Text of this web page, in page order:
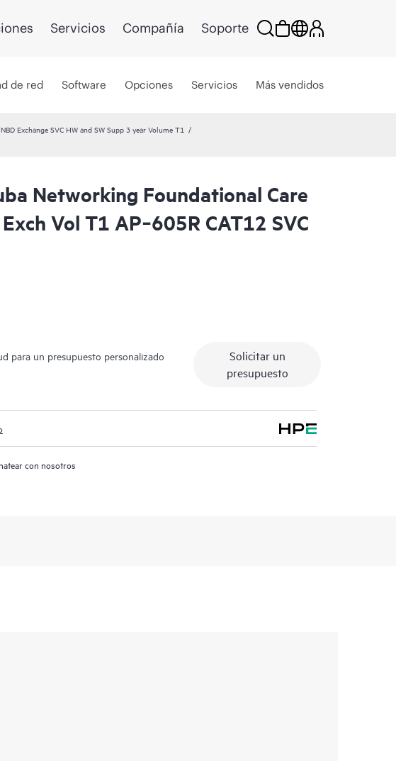
Servicios Compañía Soporte
de red Software Opciones Servicios Más vendidos
Exchange SVC HW and SW Supp 3 year Volume T1
Networking Foundational Care
Vol T1 AP‑605R CAT12 SVC
para un presupuesto personalizado
Solicitar un
presupuesto
con nosotros